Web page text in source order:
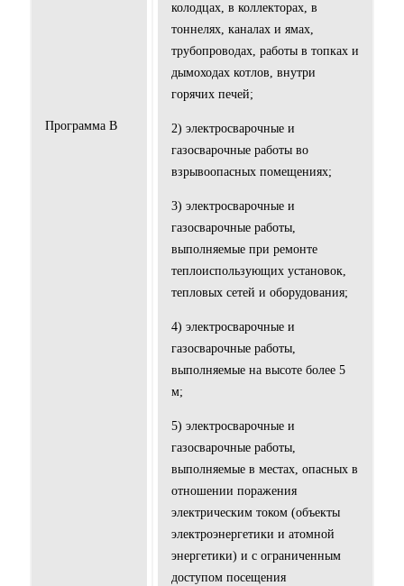
Программа В
колодцах, в коллекторах, в
тоннелях, каналах и ямах,
трубопроводах, работы в топках и
дымоходах котлов, внутри
горячих печей;
2) электросварочные и
газосварочные работы во
взрывоопасных помещениях;
3) электросварочные и
газосварочные работы,
выполняемые при ремонте
теплоиспользующих установок,
тепловых сетей и оборудования;
4) электросварочные и
газосварочные работы,
выполняемые на высоте более 5
м;
5) электросварочные и
газосварочные работы,
выполняемые в местах, опасных в
отношении поражения
электрическим током (объекты
электроэнергетики и атомной
энергетики) и с ограниченным
доступом посещения